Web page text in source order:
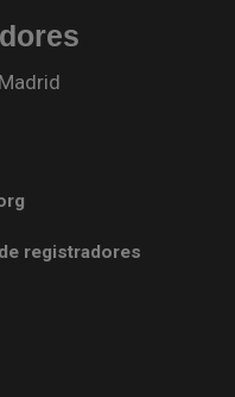
registradores
(abre en ventana nueva)